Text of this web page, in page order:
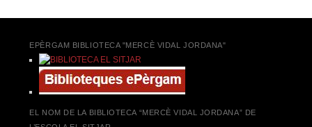
EPÈRGAM BIBLIOTECA "MERCÈ VIDAL JORDANA"
EL NOM DE LA BIBLIOTECA “MERCÈ VIDAL JORDANA” DE